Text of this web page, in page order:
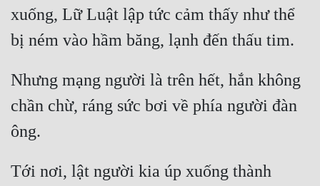
Góc Nhìn Nữ
Huyền Huyễn
Học Đường
xuống, Lữ Luật lập tức cảm thấy như thể
Nhưng mạng người là trên hết, hắn không
chần chừ, ráng sức bơi về phía người đàn
Tới nơi, lật người kia úp xuống thành